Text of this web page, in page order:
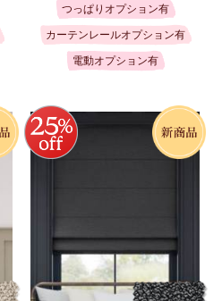
つっぱりオプション有
カーテンレールオプション有
電動オプション有